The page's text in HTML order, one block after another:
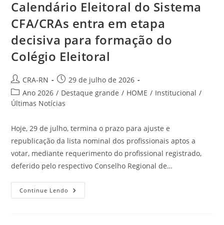
Calendário Eleitoral do Sistema
CFA/CRAs entra em etapa
decisiva para formação do
Colégio Eleitoral
Autor
do
post:
CRA-RN
Post
publicado:
29 de julho de 2026
Categoria
do
Ano 2026 / Destaque grande / HOME / Institucional /
Últimas Notícias
Hoje, 29 de julho, termina o prazo para ajuste e
republicação da lista nominal dos profissionais aptos a
votar, mediante requerimento do profissional registrado,
deferido pelo respectivo Conselho Regional de…
Continue Lendo Calendário
Eleitoral